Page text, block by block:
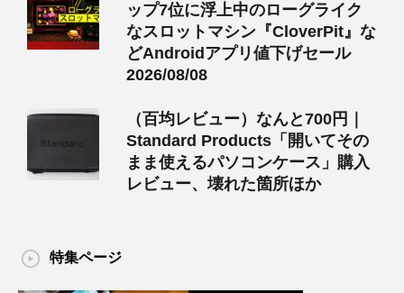
ップ7位に浮上中のローグライク
なスロットマシン『CloverPit』な
どAndroidアプリ値下げセール
2026/08/08
（百均レビュー）なんと700円｜
Standard Products「開いてその
まま使えるパソコンケース」購入
レビュー、壊れた箇所ほか
特集ページ